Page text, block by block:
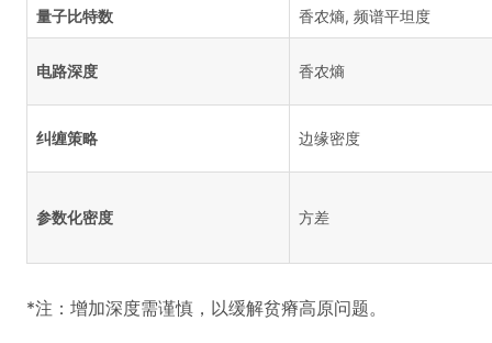
量子比特数 香农熵, 频谱平坦度
电路深度 香农熵
纠缠策略 边缘密度
参数化密度 方差
*注：增加深度需谨慎，以缓解贫瘠高原问题。